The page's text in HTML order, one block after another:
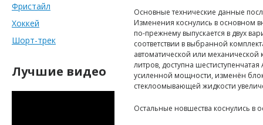
Фристайл
Хоккей
Шорт-трек
Лучшие видео
Основные технические данные
Изменения коснулись в основном
по-прежнему выпускается в двух
соответствии в выбранной
автоматической или механической
литров, доступна
усиленной мощности, изменён
стеклоомывающей жидкости
Остальные новшества коснулись в